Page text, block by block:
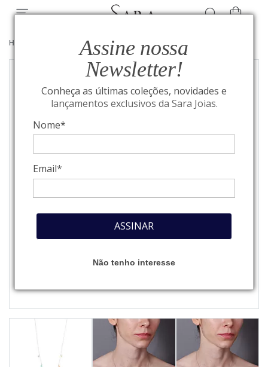
Assine nossa
Newsletter!
Conheça as últimas coleções, novidades e
lançamentos exclusivos da Sara Joias.
Nome*
Email*
ASSINAR
Não tenho interesse
HOME GARGANTILHAS